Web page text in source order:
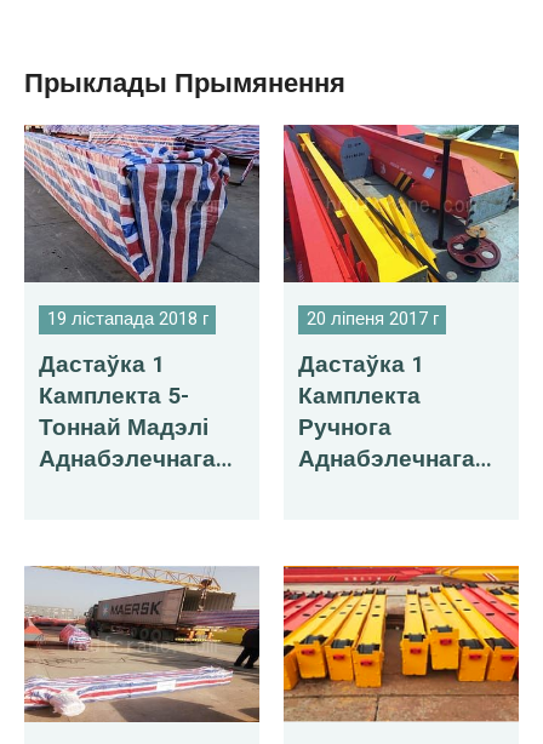
Прыклады Прымянення
19 лістапада 2018 г
Дастаўка 1
Камплекта 5-
Тоннай Мадэлі
Аднабэлечнага
20 ліпеня 2017 г
Дастаўка 1
Камплекта
Ручнога
Аднабэлечнага